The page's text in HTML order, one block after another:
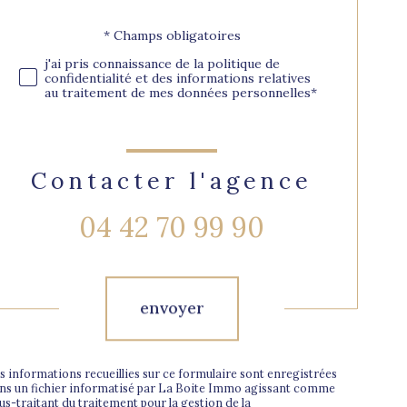
* Champs obligatoires
j'ai pris connaissance de la politique de
confidentialité et des informations relatives
au traitement de mes données personnelles*
Contacter l'agence
04 42 70 99 90
envoyer
informations recueillies sur ce formulaire sont enregistrées
un fichier informatisé par La Boite Immo agissant comme
traitant du traitement pour la gestion de la